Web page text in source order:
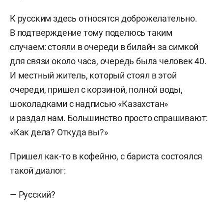
К русским здесь относятся доброжелательно.
В подтверждение тому поделюсь таким
случаем: стояли в очереди в билайн за симкой
для связи около часа, очередь была человек 40.
И местный житель, который стоял в этой
очереди, пришел с корзиной, полной воды,
шоколадками с надписью «Казахстан»
и раздал нам. Большинство просто спрашивают:
«Как дела? Откуда вы?»
Пришел как-то в кофейню, с бариста состоялся
такой диалог:
— Русский?